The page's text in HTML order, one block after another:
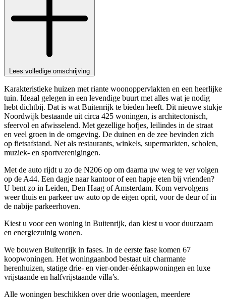
Lees volledige omschrijving
Karakteristieke huizen met riante woonoppervlakten en een heerlijke
tuin. Ideaal gelegen in een levendige buurt met alles wat je nodig
hebt dichtbij. Dat is wat Buitenrijk te bieden heeft. Dit nieuwe stukje
Noordwijk bestaande uit circa 425 woningen, is architectonisch,
sfeervol en afwisselend. Met gezellige hofjes, leilindes in de straat
en veel groen in de omgeving. De duinen en de zee bevinden zich
op fietsafstand. Net als restaurants, winkels, supermarkten, scholen,
muziek- en sportverenigingen.
Met de auto rijdt u zo de N206 op om daarna uw weg te ver volgen
op de A44. Een dagje naar kantoor of een hapje eten bij vrienden?
U bent zo in Leiden, Den Haag of Amsterdam. Kom vervolgens
weer thuis en parkeer uw auto op de eigen oprit, voor de deur of in
de nabije parkeerhoven.
Kiest u voor een woning in Buitenrijk, dan kiest u voor duurzaam
en energiezuinig wonen.
We bouwen Buitenrijk in fases. In de eerste fase komen 67
koopwoningen. Het woningaanbod bestaat uit charmante
herenhuizen, statige drie- en vier-onder-éénkapwoningen en luxe
vrijstaande en halfvrijstaande villa’s.
Alle woningen beschikken over drie woonlagen, meerdere